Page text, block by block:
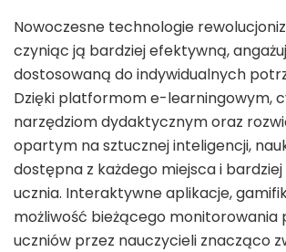
Nowoczesne technologie
czyniąc ją bardziej efektywną,
dostosowaną do indywidualnych
Dzięki platformom e-learningowym,
narzędziom dydaktycznym oraz
opartym na sztucznej inteligencji,
dostępna z każdego miejsca i
ucznia. Interaktywne aplikacje,
możliwość bieżącego monitorowania
uczniów przez nauczycieli znacząco